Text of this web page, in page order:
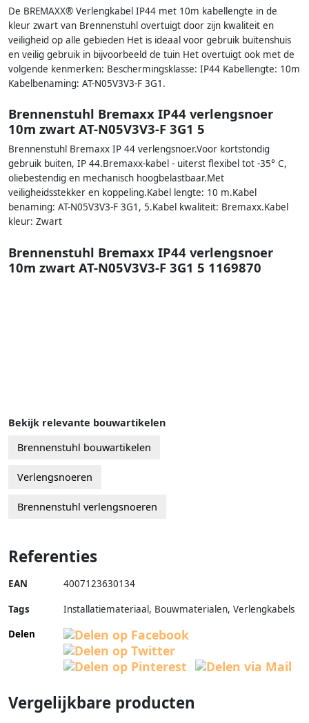
De BREMAXX® Verlengkabel IP44 met 10m kabellengte in de
kleur zwart van Brennenstuhl overtuigt door zijn kwaliteit en
veiligheid op alle gebieden Het is ideaal voor gebruik buitenshuis
en veilig gebruik in bijvoorbeeld de tuin Het overtuigt ook met de
volgende kenmerken: Beschermingsklasse: IP44 Kabellengte: 10m
Kabelbenaming: AT-N05V3V3-F 3G1.
Brennenstuhl Bremaxx IP44 verlengsnoer
10m zwart AT-N05V3V3-F 3G1 5
Brennenstuhl Bremaxx IP 44 verlengsnoer.Voor kortstondig
gebruik buiten, IP 44.Bremaxx-kabel - uiterst flexibel tot -35° C,
oliebestendig en mechanisch hoogbelastbaar.Met
veiligheidsstekker en koppeling.Kabel lengte: 10 m.Kabel
benaming: AT-N05V3V3-F 3G1, 5.Kabel kwaliteit: Bremaxx.Kabel
kleur: Zwart
Brennenstuhl Bremaxx IP44 verlengsnoer
10m zwart AT-N05V3V3-F 3G1 5 1169870
Bekijk relevante bouwartikelen
Brennenstuhl bouwartikelen
Verlengsnoeren
Brennenstuhl verlengsnoeren
Referenties
EAN 4007123630134
Tags
Installatiemateriaal, Bouwmaterialen, Verlengkabels
Delen
Vergelijkbare producten